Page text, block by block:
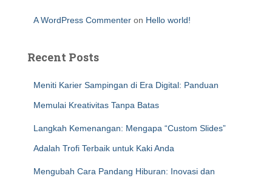
A WordPress Commenter on Hello world!
Recent Posts
Meniti Karier Sampingan di Era Digital: Panduan
Memulai Kreativitas Tanpa Batas
Langkah Kemenangan: Mengapa “Custom Slides”
Adalah Trofi Terbaik untuk Kaki Anda
Mengubah Cara Pandang Hiburan: Inovasi dan